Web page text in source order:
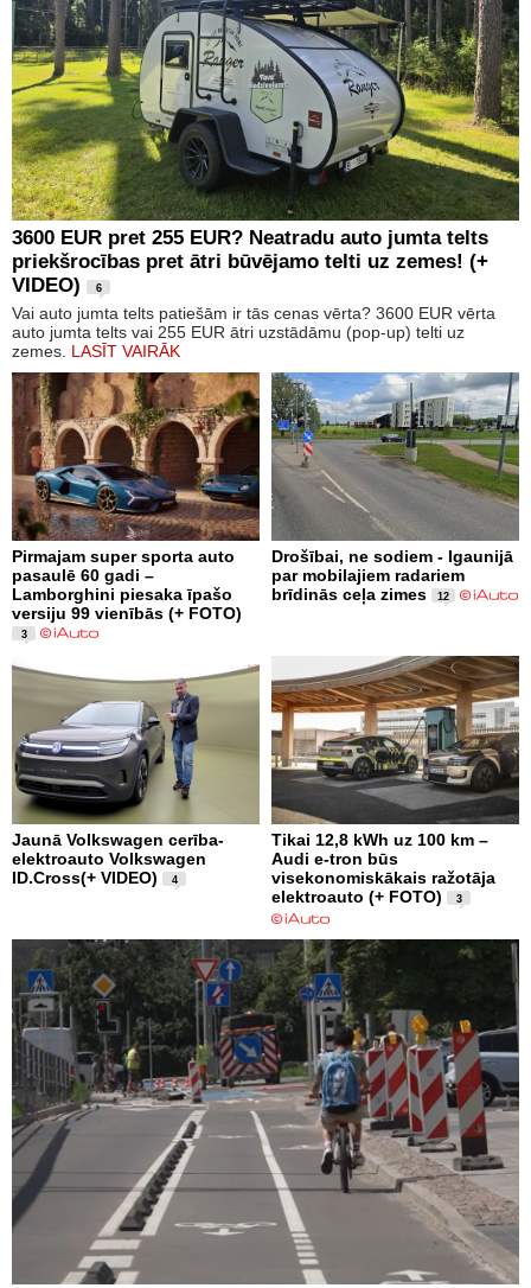
3600 EUR pret 255 EUR? Neatradu auto jumta telts
priekšrocības pret ātri būvējamo telti uz zemes! (+
VIDEO)
6
Vai auto jumta telts patiešām ir tās cenas vērta? 3600 EUR vērta
auto jumta telts vai 255 EUR ātri uzstādāmu (pop-up) telti uz
zemes. LASĪT VAIRĀK
Pirmajam super sporta auto
pasaulē 60 gadi –
Lamborghini piesaka īpašo
versiju 99 vienībās (+ FOTO)
3
Drošībai, ne sodiem - Igaunijā
par mobilajiem radariem
brīdinās ceļa zimes
12
Jaunā Volkswagen cerība-
elektroauto Volkswagen
ID.Cross(+ VIDEO)
4
Tikai 12,8 kWh uz 100 km –
Audi e-tron būs
visekonomiskākais ražotāja
elektroauto (+ FOTO)
3